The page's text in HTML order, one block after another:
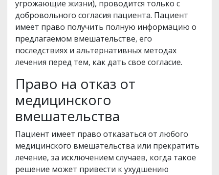
угрожающие жизни), проводится только с
добровольного согласия пациента. Пациент
имеет право получить полную информацию о
предлагаемом вмешательстве, его
последствиях и альтернативных методах
лечения перед тем, как дать свое согласие.
Право на отказ от
медицинского
вмешательства
Пациент имеет право отказаться от любого
медицинского вмешательства или прекратить
лечение, за исключением случаев, когда такое
решение может привести к ухудшению